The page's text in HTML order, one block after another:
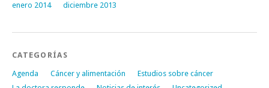
enero 2014
diciembre 2013
CATEGORÍAS
Agenda Cáncer y alimentación
Estudios sobre cáncer